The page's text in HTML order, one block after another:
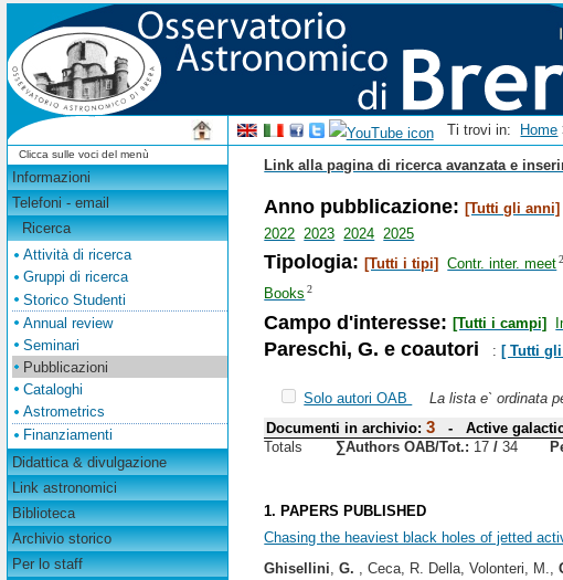
Ti trovi in: Home
Clicca sulle voci del menù
Informazioni
Telefoni - email
Ricerca
Attività di ricerca
Gruppi di ricerca
Storico Studenti
Annual review
Seminari
Pubblicazioni
Cataloghi
Astrometrics
Finanziamenti
Didattica & divulgazione
Link astronomici
Biblioteca
Archivio storico
Per lo staff
Link alla pagina di ricerca avanzata e
Anno pubblicazione:[Tutti gli anni]
2022 2023 2024 2025
Tipologia:[Tutti i tipi] Contr. inter. meet
Books 2
Campo d'interesse:[Tutti i campi]
Pareschi, G. e coautori :[ Tutti
Solo autori OAB La lista e` ordinata
Documenti in archivio:3 - Active
Totals
∑Authors OAB/Tot.: 17/ 34
1. PAPERS PUBLISHED
Chasing the heaviest black holes of jetted
Ghisellini ,G. , Ceca, R. Della, Volonteri, M.,